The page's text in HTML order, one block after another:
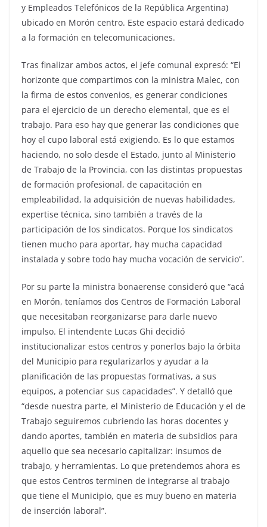
y Empleados Telefónicos de la República Argentina)
ubicado en Morón centro. Este espacio estará dedicado
a la formación en telecomunicaciones.
Tras finalizar ambos actos, el jefe comunal expresó: “El
horizonte que compartimos con la ministra Malec, con
la firma de estos convenios, es generar condiciones
para el ejercicio de un derecho elemental, que es el
trabajo. Para eso hay que generar las condiciones que
hoy el cupo laboral está exigiendo. Es lo que estamos
haciendo, no solo desde el Estado, junto al Ministerio
de Trabajo de la Provincia, con las distintas propuestas
de formación profesional, de capacitación en
empleabilidad, la adquisición de nuevas habilidades,
expertise técnica, sino también a través de la
participación de los sindicatos. Porque los sindicatos
tienen mucho para aportar, hay mucha capacidad
instalada y sobre todo hay mucha vocación de servicio”.
Por su parte la ministra bonaerense consideró que “acá
en Morón, teníamos dos Centros de Formación Laboral
que necesitaban reorganizarse para darle nuevo
impulso. El intendente Lucas Ghi decidió
institucionalizar estos centros y ponerlos bajo la órbita
del Municipio para regularizarlos y ayudar a la
planificación de las propuestas formativas, a sus
equipos, a potenciar sus capacidades”. Y detalló que
“desde nuestra parte, el Ministerio de Educación y el de
Trabajo seguiremos cubriendo las horas docentes y
dando aportes, también en materia de subsidios para
aquello que sea necesario capitalizar: insumos de
trabajo, y herramientas. Lo que pretendemos ahora es
que estos Centros terminen de integrarse al trabajo
que tiene el Municipio, que es muy bueno en materia
de inserción laboral”.